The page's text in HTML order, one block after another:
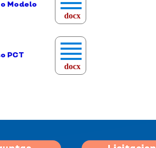
Modelo
docx
PCT
docx